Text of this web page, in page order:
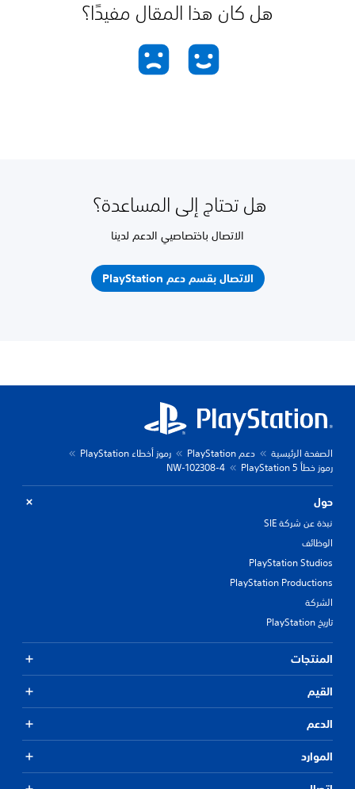
هل كان هذا المقال مفيدًا؟
هل تحتاج إلى المساعدة؟
الاتصال باختصاصيي الدعم لدينا
الاتصال بقسم دعم PlayStation
الصفحة الرئيسية دعم PlayStation
رموز أخطاء PlayStation
رموز خطأ PlayStation 5
NW-102308-4
حول
نبذة عن شركة SIE
الوظائف
PlayStation Studios
PlayStation Productions
الشركة
تاريخ PlayStation
المنتجات
القيم
الدعم
الموارد